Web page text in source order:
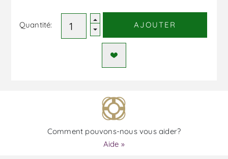
Quantité: AJOUTER
Comment pouvons-nous vous aider?
Aide »